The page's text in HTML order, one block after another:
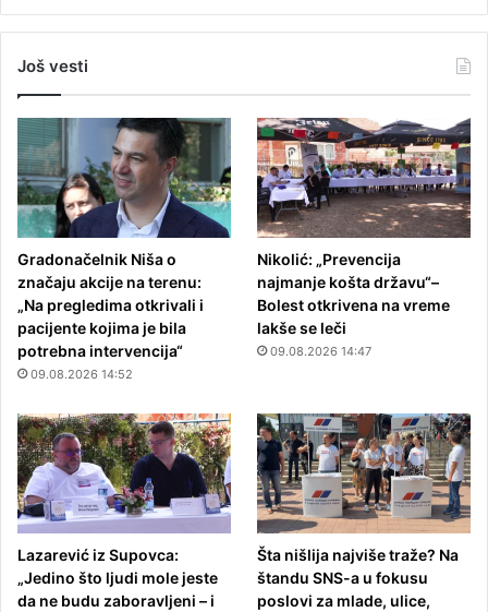
Još vesti
Gradonačelnik Niša o
značaju akcije na terenu:
„Na pregledima otkrivali i
pacijente kojima je bila
potrebna intervencija“
09.08.2026 14:52
Nikolić: „Prevencija
najmanje košta državu“–
Bolest otkrivena na vreme
lakše se leči
09.08.2026 14:47
Lazarević iz Supovca:
„Jedino što ljudi mole jeste
da ne budu zaboravljeni – i
Šta nišlija najviše traže? Na
štandu SNS-a u fokusu
poslovi za mlade, ulice,